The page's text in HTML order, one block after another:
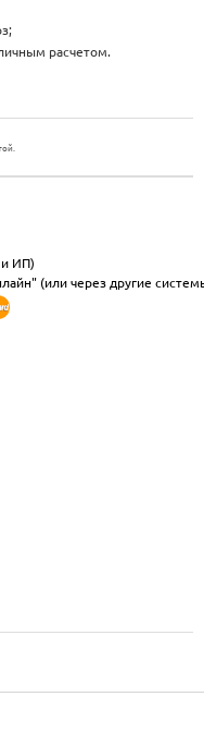
расчетом.
и ИП)
(или через другие